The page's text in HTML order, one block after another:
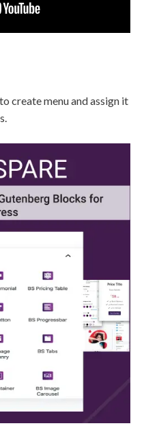
create menu and assign it